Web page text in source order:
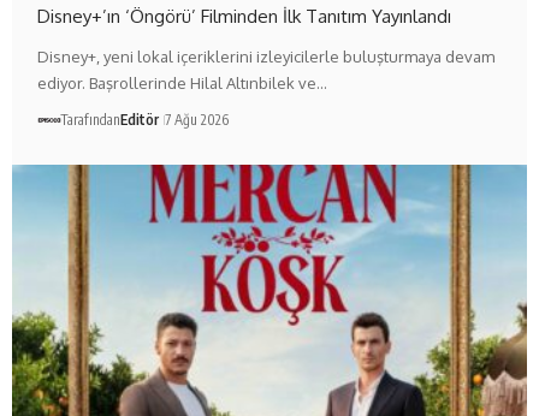
Disney+’ın ‘Öngörü’ Filminden İlk Tanıtım Yayınlandı
Disney+, yeni lokal içeriklerini izleyicilerle buluşturmaya devam
ediyor. Başrollerinde Hilal Altınbilek ve…
TarafındanEditör 7 Ağu 2026